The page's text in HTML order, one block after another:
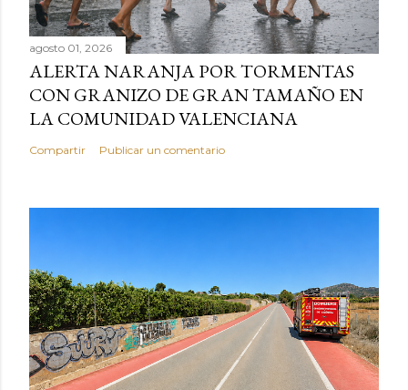
agosto 01, 2026
ALERTA NARANJA POR TORMENTAS
CON GRANIZO DE GRAN TAMAÑO EN
LA COMUNIDAD VALENCIANA
Compartir Publicar un comentario